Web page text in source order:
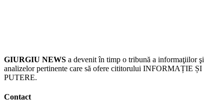
GIURGIU NEWS a devenit în timp o tribună a informaţiilor şi
analizelor pertinente care să ofere cititorului INFORMAȚIE ȘI
PUTERE.
Contact